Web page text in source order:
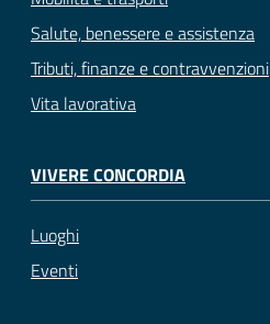
Salute, benessere e assistenza
Tributi, finanze e contravvenzioni
Vita lavorativa
VIVERE CONCORDIA
Luoghi
Eventi